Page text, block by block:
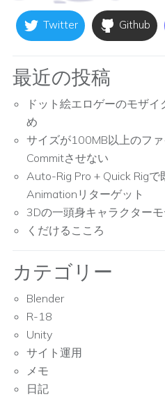
Twitter Github
最近の投稿
ドット絵エロゲーのモザ
め
サイズが100MB以上のフ
Commitさせない
Auto-Rig Pro + Quick Rig
Animationリターゲット
3Dの一頭身キャラクターモ
くだけるこころ
カテゴリー
Blender
R-18
Unity
サイト運用
メモ
日記